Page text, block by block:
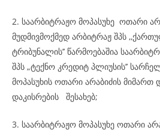
2. საარბიტრაჟო მოპასუხე ოთარი
მუდმივმოქმედ არბიტრაჟ შპს
ტრიბუნალის’’ წარმოებაშია
შპს „ტექნო კრედიტ პლიუსის’’
მოპასუხის ოთარი არაბიძის მიმართ
დაკისრების შესახებ;
3. საარბიტრაჟო მოპასუხე ოთარი